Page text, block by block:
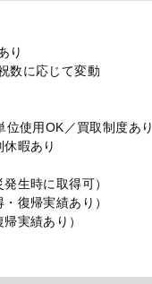
り
数に応じて変動
位使用OK／買取制度あり
暇あり
生時に取得可）
復帰実績あり）
実績あり）